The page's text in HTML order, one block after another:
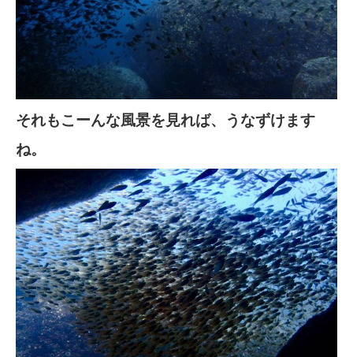
それもこーんな風景を見れば、うなずけます
ね。